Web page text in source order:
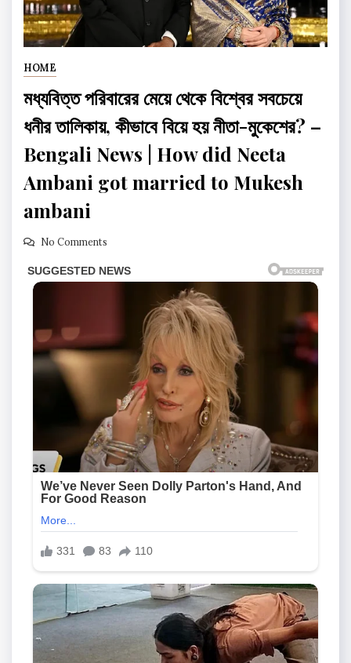
HOME
মধ্যবিত্ত পরিবারের মেয়ে থেকে বিশ্বের সবচেয়ে
ধনীর তালিকায়, কীভাবে বিয়ে হয় নীতা-মুকেশের? –
Bengali News | How did Neeta
Ambani got married to Mukesh
ambani
No Comments